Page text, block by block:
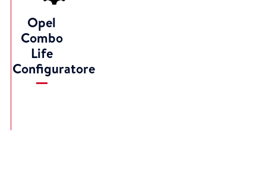
Opel
Combo
Life
Configuratore